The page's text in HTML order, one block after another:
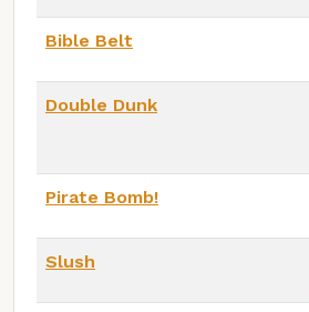
Bible Belt
Double Dunk
Pirate Bomb!
Slush